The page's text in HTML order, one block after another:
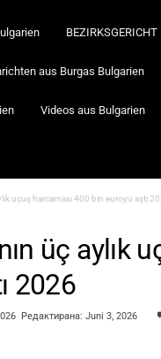
aus Burgas Bulgarien
Videos aus Bulgarien
uçuş harcaması 400 bin euroyu aştı
üç aylık
2026
Редактирана: Juni 3, 2026